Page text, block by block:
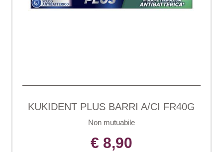
KUKIDENT PLUS BARRI A/CI FR40G
Non mutuabile
€ 8,90